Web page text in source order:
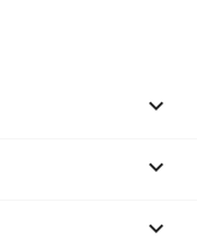


